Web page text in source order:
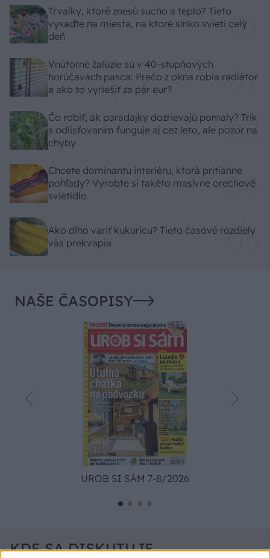
Trvalky, ktoré znesú sucho a teplo? Tieto
vysaďte na miesta, na ktoré slnko svieti celý
deň
Vnútorné žalúzie sú v 40-stupňových
horúčavách pasca: Prečo z okna robia radiátor
a ako to vyriešiť za pár eur?
Čo robiť, ak paradajky dozrievajú pomaly? Trik
s odlisťovaním funguje aj cez leto, ale pozor na
chyby
Chcete dominantu interiéru, ktorá pritiahne
pohľady? Vyrobte si takéto masívne orechové
svietidlo
Ako dlho variť kukuricu? Tieto časové rozdiely
vás prekvapia
NAŠE ČASOPISY
UROB SI SÁM 7-8/2026
KDE SA DISKUTUJE